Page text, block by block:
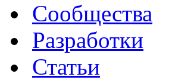
Сообщества
Разработки
Статьи